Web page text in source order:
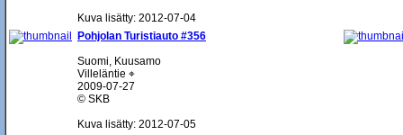
Kuva lisätty: 2012-07-04
Pohjolan Turistiauto #356
Suomi, Kuusamo
Villeläntie ⌖
2009-07-27
© SKB
Kuva lisätty: 2012-07-05